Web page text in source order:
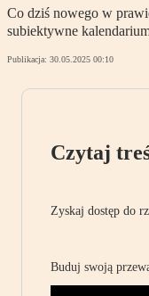
Co dziś nowego w
subiektywne
Publikacja: 30.05.2025 00:10
Czytaj
Zyskaj dostęp do
Buduj swoją